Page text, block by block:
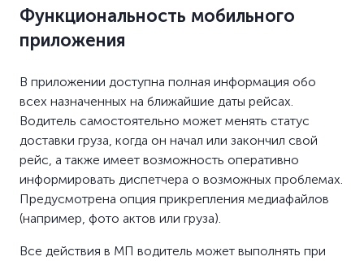
Функциональность мобильного
приложения
В приложении доступна полная информация обо
всех назначенных на ближайшие даты рейсах.
Водитель самостоятельно может менять статус
доставки груза, когда он начал или закончил свой
рейс, а также имеет возможность оперативно
информировать диспетчера о возможных проблемах.
Предусмотрена опция прикрепления медиафайлов
(например, фото актов или груза).
Все действия в МП водитель может выполнять при